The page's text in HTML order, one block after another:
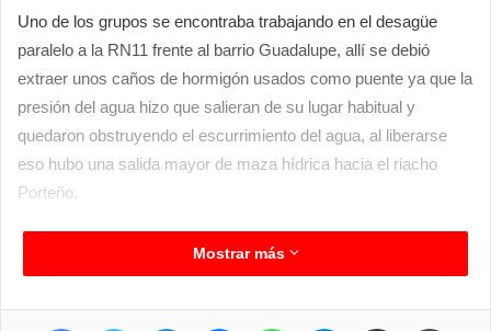
Uno de los grupos se encontraba trabajando en el desagüe
paralelo a la RN11 frente al barrio Guadalupe, allí se debió
extraer unos caños de hormigón usados como puente ya que la
presión del agua hizo que salieran de su lugar habitual y
quedaron obstruyendo el escurrimiento del agua, al liberarse
eso hubo una salida mayor de maza hídrica hacia el riacho
Porteño.
Otro de los trabajos puntuales estuvo sobre avenida Belgrano
en el Porteño Sur donde se detectó inconvenientes de
escurrimiento por diversos factores, pero principalmente basura
Mostrar más